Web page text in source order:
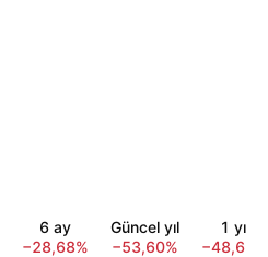
6 ay
−28,68%
Güncel yıl
−53,60%
1 yıl
−48,68%